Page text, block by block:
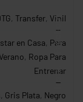
Transfer, Vinil
en Casa Para
Ropa Para
Entrenar
Gris Plata Negro
Insta.
Facebook